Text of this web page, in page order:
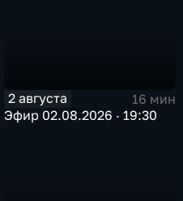
2 августа
16 мин
Эфир 02.08.2026 · 19:30